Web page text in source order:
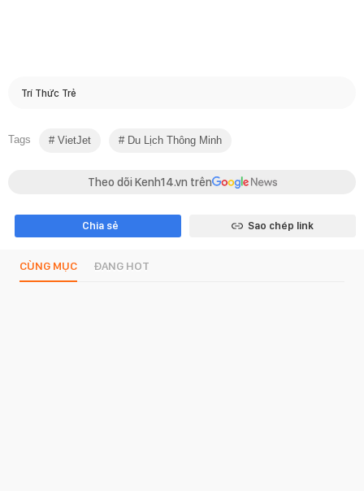
Trí Thức Trẻ
Tags VietJet Du Lịch Thông Minh
Theo dõi Kenh14.vn trên
Chia sẻ Sao chép link
CÙNG MỤC ĐANG HOT